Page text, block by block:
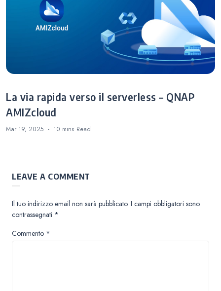
La via rapida verso il serverless – QNAP
AMIZcloud
Mar 19, 2025 10 mins Read
LEAVE A COMMENT
Il tuo indirizzo email non sarà pubblicato. I campi obbligatori sono
contrassegnati *
Commento *